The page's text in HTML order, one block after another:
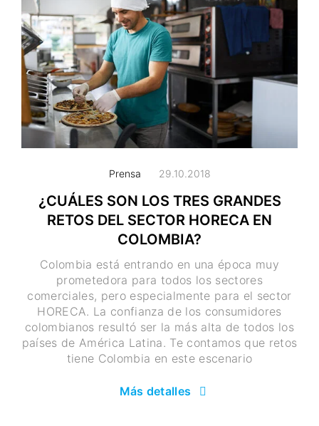
Prensa 29.10.2018
¿CUÁLES SON LOS TRES GRANDES
RETOS DEL SECTOR HORECA EN
COLOMBIA?
Colombia está entrando en una época muy
prometedora para todos los sectores
comerciales, pero especialmente para el sector
HORECA. La confianza de los consumidores
colombianos resultó ser la más alta de todos los
países de América Latina. Te contamos que retos
tiene Colombia en este escenario
Más detalles